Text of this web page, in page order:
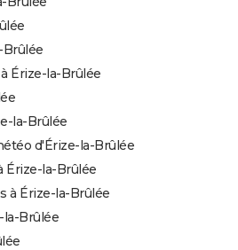
Brûlée
Érize-la-Brûlée
la-Brûlée
d'Érize-la-Brûlée
Érize-la-Brûlée
à Érize-la-Brûlée
la-Brûlée